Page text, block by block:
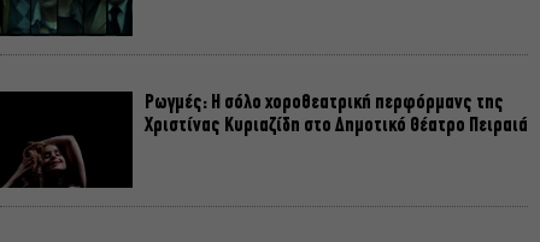
Ρωγμές: Η σόλο χοροθεατρική περφόρμανς της
Χριστίνας Κυριαζίδη στο Δημοτικό Θέατρο Πειραιά